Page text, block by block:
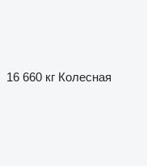
16 660 кг Колесная